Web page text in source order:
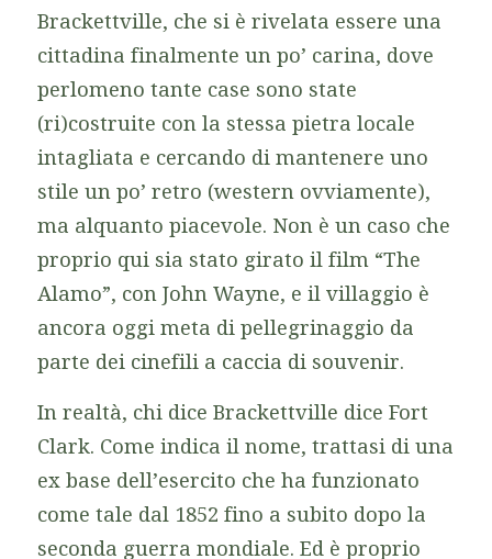
Brackettville, che si è rivelata essere una
cittadina finalmente un po’ carina, dove
perlomeno tante case sono state
(ri)costruite con la stessa pietra locale
intagliata e cercando di mantenere uno
stile un po’ retro (western ovviamente),
ma alquanto piacevole. Non è un caso che
proprio qui sia stato girato il film “The
Alamo”, con John Wayne, e il villaggio è
ancora oggi meta di pellegrinaggio da
parte dei cinefili a caccia di souvenir.
In realtà, chi dice Brackettville dice Fort
Clark. Come indica il nome, trattasi di una
ex base dell’esercito che ha funzionato
come tale dal 1852 fino a subito dopo la
seconda guerra mondiale. Ed è proprio